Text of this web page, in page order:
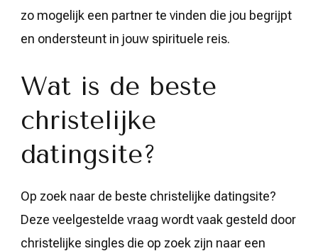
zo mogelijk een partner te vinden die jou begrijpt
en ondersteunt in jouw spirituele reis.
Wat is de beste
christelijke
datingsite?
Op zoek naar de beste christelijke datingsite?
Deze veelgestelde vraag wordt vaak gesteld door
christelijke singles die op zoek zijn naar een